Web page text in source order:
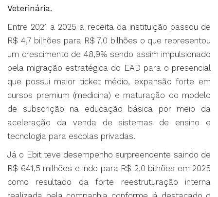
Veterinária.
Entre 2021 a 2025 a receita da instituição passou de
R$ 4,7 bilhões para R$ 7,0 bilhões o que representou
um crescimento de 48,9% sendo assim impulsionado
pela migração estratégica do EAD para o presencial
que possui maior ticket médio, expansão forte em
cursos premium (medicina) e maturação do modelo
de subscrição na educação básica por meio da
aceleração da venda de sistemas de ensino e
tecnologia para escolas privadas.
Já o Ebit teve desempenho surpreendente saindo de
R$ 641,5 milhões e indo para R$ 2,0 bilhões em 2025
como resultado da forte reestruturação interna